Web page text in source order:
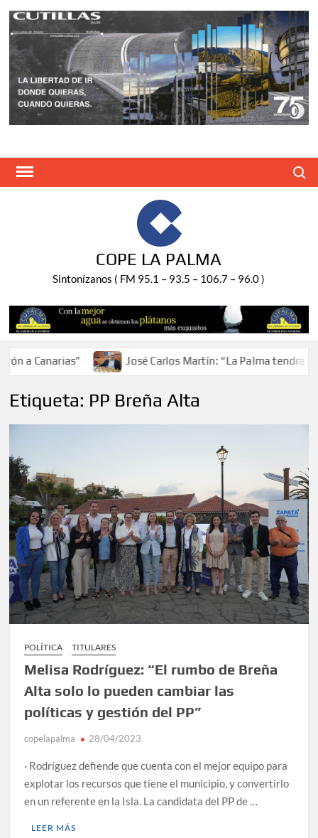
Saltar
contenido
COPE LA PALMA
Sintonízanos ( FM 95.1 – 93.5 – 106.7 – 96.0 )
José Carlos Martín: “La Palma tendrá antes
Etiqueta: PP Breña Alta
POLÍTICA TITULARES
Melisa Rodríguez: “El rumbo de Breña
Alta solo lo pueden cambiar las
políticas y gestión del PP”
copelapalma 28/04/2023
· Rodríguez defiende que cuenta con el mejor equipo para
explotar los recursos que tiene el municipio, y convertirlo
en un referente en la Isla. La candidata del PP de …
LEER MÁS